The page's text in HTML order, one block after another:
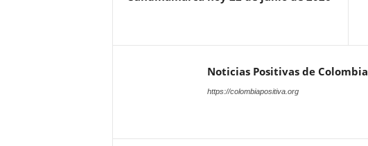
Noticias Positivas de Colombia
https://colombiapositiva.org